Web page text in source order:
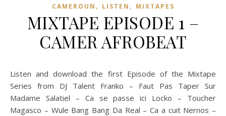
CAMEROUN , LISTEN , MIXTAPES
MIXTAPE EPISODE 1 –
CAMER AFROBEAT
Listen and download the first Episode of the Mixtape
Series from DJ Talent Franko – Faut Pas Taper Sur
Madame Salatiel – Ca se passe ici Locko – Toucher
Magasco – Wule Bang Bang Da Real – Ca a cuit Nernos –